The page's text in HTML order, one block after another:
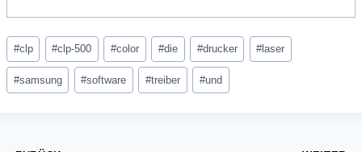
Schlagworte:
#clp #clp-500 #color #die #drucker #laser
#samsung #software #treiber #und